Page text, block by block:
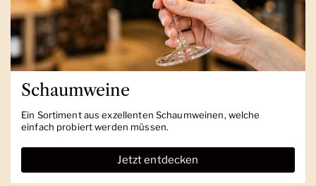
Schaumweine
Ein Sortiment aus exzellenten Schaumweinen, welche
einfach probiert werden müssen.
Jetzt entdecken